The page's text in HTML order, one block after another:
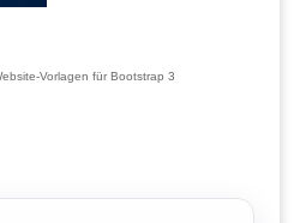
Vorlagen für Bootstrap 3